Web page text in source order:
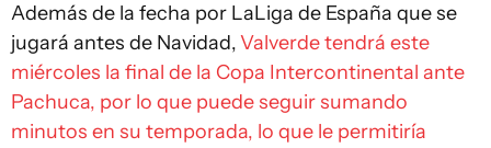
Además de la fecha por LaLiga de España que se
jugará antes de Navidad,Valverde tendrá este
miércoles la final de la Copa Intercontinental ante
Pachuca, por lo que puede seguir sumando
minutos en su temporada, lo que le permitiría